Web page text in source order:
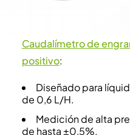
Caudalímetro de
positivo:
Diseñado para
de 0,6 L/H.
Medición de alta
de hasta ±0,5%.